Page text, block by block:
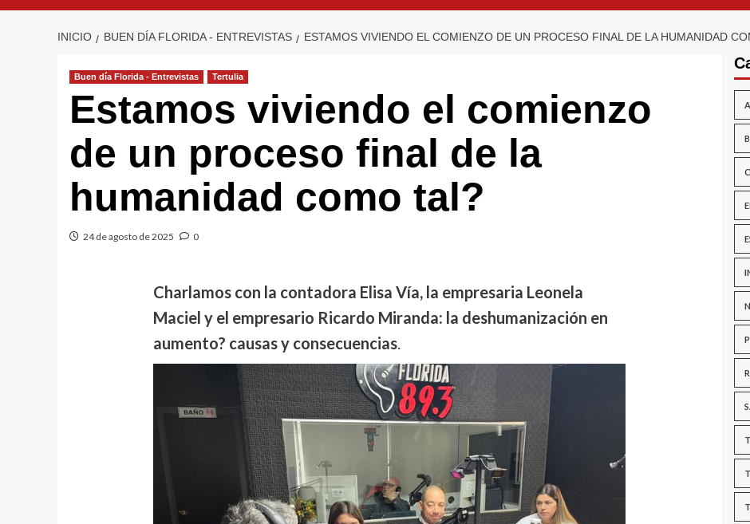
INICIO BUEN DÍA FLORIDA - ENTREVISTAS ESTAMOS VIVIENDO EL COMIENZO DE UN PROCESO FINAL DE LA HUMANIDAD
Buen día Florida - Entrevistas Tertulia
Estamos viviendo el comienzo
de un proceso final de la
humanidad como tal?
24 de agosto de 2025 0
Charlamos con la contadora Elisa Vía, la empresaria Leonela
Maciel y el empresario Ricardo Miranda: la deshumanización en
aumento? causas y consecuencias.